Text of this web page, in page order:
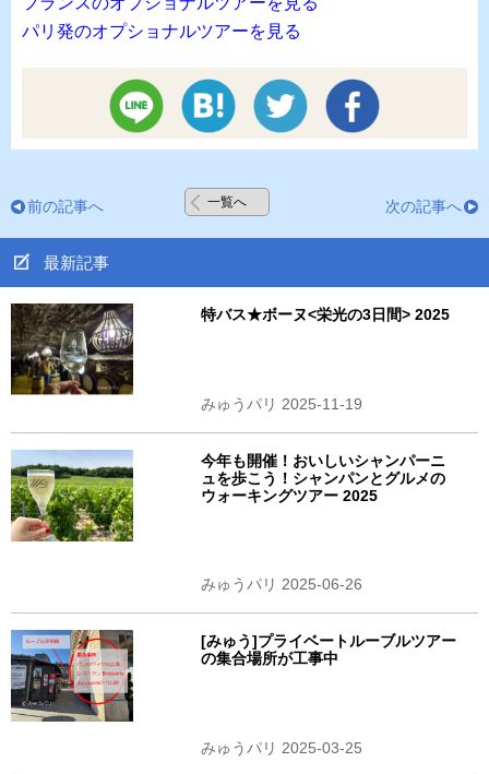
パリ発のオプショナルツアーを見る
前の記事へ 一覧へ 次の記事へ
最新記事
特バス★ボーヌ<栄光の3日間> 2025
みゅうパリ 2025-11-19
今年も開催！おいしいシャンパーニ
ュを歩こう！シャンパンとグルメの
ウォーキングツアー 2025
みゅうパリ 2025-06-26
[みゅう]プライベートルーブルツアー
の集合場所が工事中
みゅうパリ 2025-03-25